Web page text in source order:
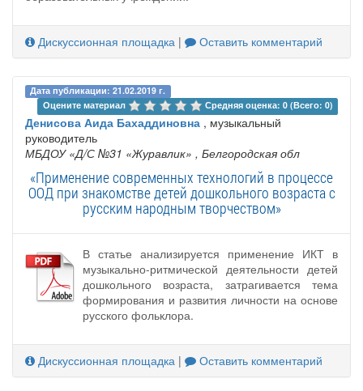
Дискуссионная площадка | Оставить комментарий
Дата публикации: 21.02.2019 г.
Оцените материал
Средняя оценка: 0 (Всего: 0)
Денисова Аида Бахаддиновна , музыкальный
руководитель
МБДОУ «Д/С №31 «Журавлик» , Белгородская обл
«Применение современных технологий в процессе
ООД при знакомстве детей дошкольного возраста с
русским народным творчеством»
В статье анализируется применение ИКТ в
музыкально-ритмической деятельности детей
дошкольного возраста, затрагивается тема
формирования и развития личности на основе
русского фольклора.
Дискуссионная площадка | Оставить комментарий